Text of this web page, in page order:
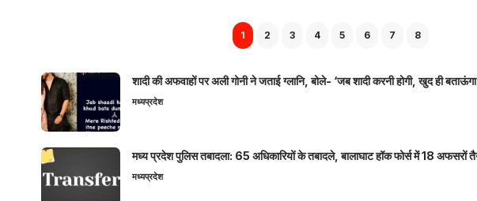
1 2 3 4 5 6 7 8
शादी की अफवाहों पर अली गोनी ने जताई ग्लानि, बोले- ‘जब शादी करनी होगी, खुद ही
मध्यप्रदेश
मध्य प्रदेश पुलिस तबादला: 65 अधिकारियों के तबादले, बालाघाट हॉक फोर्स में 18 अफसरों
मध्यप्रदेश